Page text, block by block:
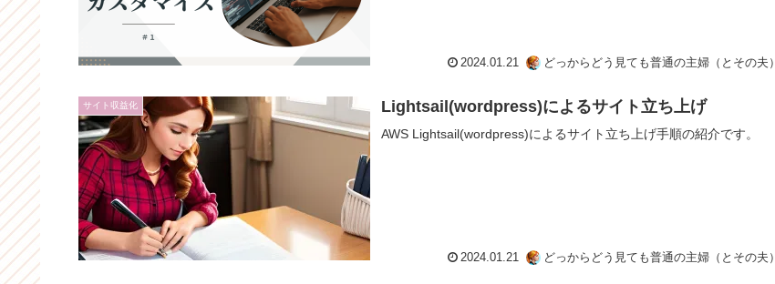
2024.01.21 どっからどう見ても普通の主婦（とその夫）
サイト収益化 Lightsail(wordpress)によるサイト立ち上げ
AWS Lightsail(wordpress)によるサイト立ち上げ手順の紹介です。
2024.01.21 どっからどう見ても普通の主婦（とその夫）